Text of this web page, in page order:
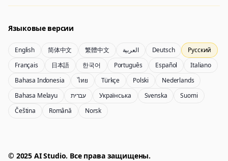
Языковые версии
English 简体中文 繁體中文 العربية Deutsch
Русский
Français
日本語 한국어 Português Español
Italiano
Bahasa Indonesia
ไทย Türkçe Polski
Nederlands
Bahasa Melayu
עברית Українська Svenska
Suomi
Čeština
Română Norsk
© 2025 AI Studio. Все права защищены.
Генератор Nano Banana 2
генератор Gemini 3.5 Flash Image
Nano Banana 2 Lite
Быстро создавайте с Lite
GPT Image 2